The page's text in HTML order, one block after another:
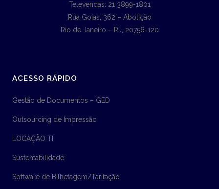
Televendas: 21 3899-1801
Rua Goias, 362 – Abolição
Rio de Janeiro – RJ, 20756-120
ACESSO RÁPIDO
Gestão de Documentos – GED
Outsourcing de Impressão
LOCAÇÃO TI
Sustentabilidade
Software de Bilhetagem/Tarifação